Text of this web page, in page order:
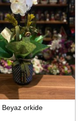
Beyaz orkide